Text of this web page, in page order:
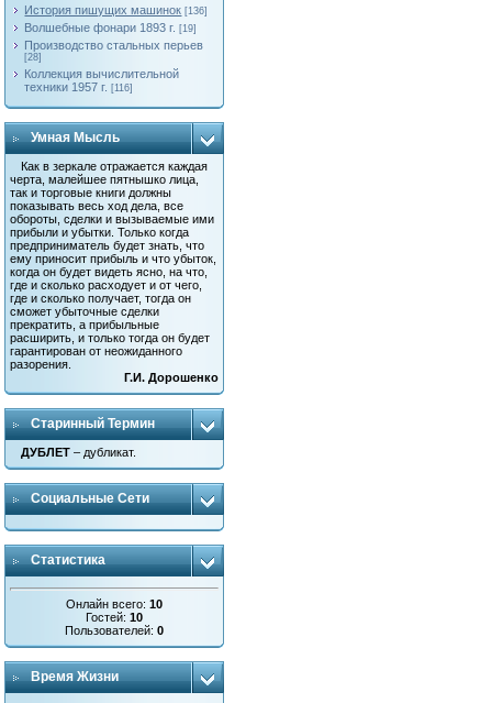
История пишущих машинок [136]
Волшебные фонари 1893 г. [19]
Производство стальных перьев
[28]
Коллекция вычислительной
техники 1957 г. [116]
Умная Мысль
Как в зеркале отражается каждая
черта, малейшее пятнышко лица,
так и торговые книги должны
показывать весь ход дела, все
обороты, сделки и вызываемые ими
прибыли и убытки. Только когда
предприниматель будет знать, что
ему приносит прибыль и что убыток,
когда он будет видеть ясно, на что,
где и сколько расходует и от чего,
где и сколько получает, тогда он
сможет убыточные сделки
прекратить, а прибыльные
расширить, и только тогда он будет
гарантирован от неожиданного
разорения.
Г.И. Дорошенко
Старинный Термин
ДУБЛЕТ – дубликат.
Социальные Сети
Статистика
Онлайн всего:10
Гостей:10
Пользователей:0
Время Жизни